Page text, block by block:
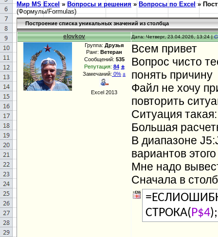
Мир MS Excel » Вопросы и решения » Вопросы по Excel »
(Формулы/Formulas)
Построение списка уникальных значений из столбца
elovkov Дата: Четверг, 23.04.2026, 13:24 |
Группа: Друзья
Ранг: Ветеран
Сообщений: 535
Репутация: 84 ±
Замечаний: 0% ±
Excel 2013
Всем привет
Вопрос чисто
понять причину
Файл не хочу
повторить
Ситуация такая:
Большая
В диапазоне
вариантов
Мне надо
Сначала в
СТРОКА(P$4